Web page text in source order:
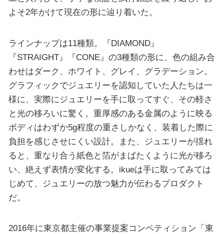
よそ2年かけて現在の形に辿り着いた。
ラインナップは11種類。『DIAMOND』
『STRAIGHT』『CONE』の3種類の形に、色の組み合
わせはダーク、ホワイト、グレイ、グラデーション。
グラフィックでジュエリーを認知していた人たちは一
様に、実際にジュエリーを手に取ってすぐ、その軽さ
と光の移ろいに驚く。重厚感のある金属のように映る
ボディはわずか5g程度の重さしかなく、装着した際に
負担を感じさせにくい設計。また、ジュエリーが揺れ
ると、重なり合う紙色と箔がまばたくように光が移ろ
い、絶えず表情が変化する。ikueは手に取ってみては
じめて、ジュエリーの放つ魅力が伝わるプロダクト
だ。
2016年に東京都主催の事業提案コンペティション「東